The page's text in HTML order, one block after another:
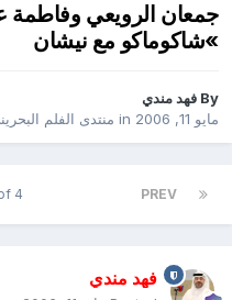
جمعان الرويعي‮ ‬وفاطمة
»‬شاكوماكو مع نيشان
By فهد مندي
مايو 11, 2006
in منتدى الفلم
PREV
4
فهد مندي